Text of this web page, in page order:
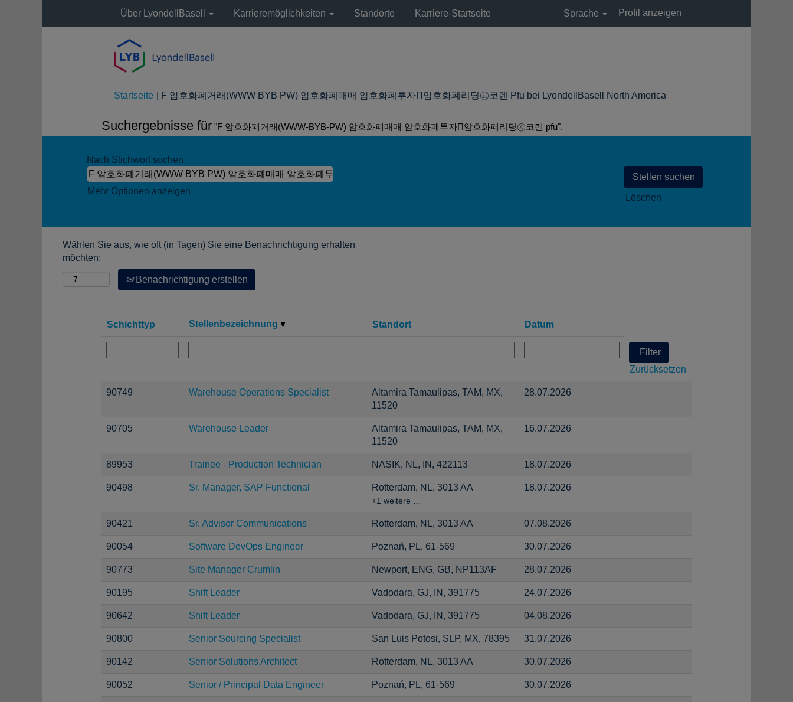
Über LyondellBasell Karrieremöglichkeiten Standorte Karriere-Startseite Sprache Profil anzeigen
Startseite F 암호화폐거래(WWW BYB PW) 암호화폐매매 암호화폐투자П암호화폐리딩㋰코렌 Pfu bei LyondellBasell North America
Suchergebnisse für "F 암호화폐거래(WWW-BYB-PW) 암호화폐매매 암호화폐투자П암호화폐리딩㋰코렌 pfu".
Nach Stichwort suchen
Mehr Optionen anzeigen
Löschen
Wählen Sie aus, wie oft (in Tagen) Sie eine Benachrichtigung erhalten
möchten:
Benachrichtigung erstellen
Schichttyp Stellenbezeichnung Standort Datum
Zurücksetzen
90749 Warehouse Operations Specialist
Altamira Tamaulipas, TAM, MX,
11520
28.07.2026
90705 Warehouse Leader
Altamira Tamaulipas, TAM, MX,
11520
16.07.2026
89953 Trainee - Production Technician NASIK, NL, IN, 422113 18.07.2026
90498 Sr. Manager, SAP Functional Rotterdam, NL, 3013 AA
+1 weitere …
18.07.2026
90421 Sr. Advisor Communications Rotterdam, NL, 3013 AA 07.08.2026
90054 Software DevOps Engineer Poznań, PL, 61-569 30.07.2026
90773 Site Manager Crumlin Newport, ENG, GB, NP113AF 28.07.2026
90195 Shift Leader Vadodara, GJ, IN, 391775 24.07.2026
90642 Shift Leader Vadodara, GJ, IN, 391775 04.08.2026
90800 Senior Sourcing Specialist San Luis Potosi, SLP, MX, 78395 31.07.2026
90142 Senior Solutions Architect Rotterdam, NL, 3013 AA 30.07.2026
90052 Senior / Principal Data Engineer Poznań, PL, 61-569 30.07.2026